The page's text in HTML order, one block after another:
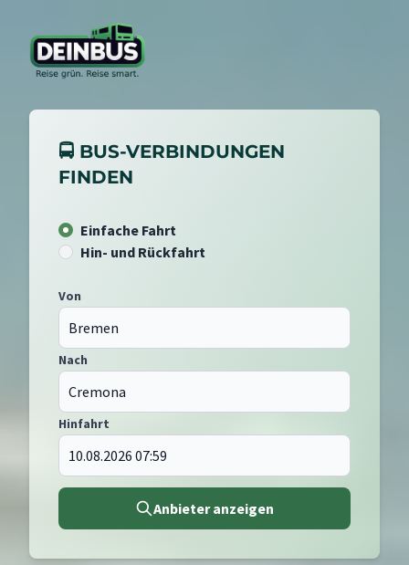
🚍 BUS-VERBINDUNGEN
FINDEN
Einfache Fahrt
Hin- und Rückfahrt
Von
Nach
Hinfahrt
Anbieter anzeigen